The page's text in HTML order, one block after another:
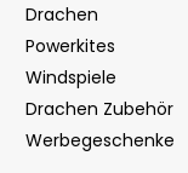
Drachen
Powerkites
Windspiele
Drachen Zubehör
Werbegeschenke